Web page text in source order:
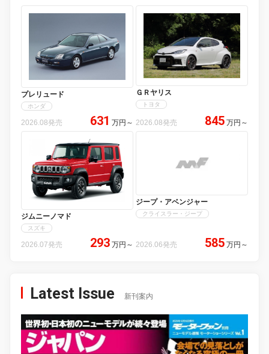
プレリュード
ホンダ
2026.08発売 631 万円 ～
ＧＲヤリス
トヨタ
2026.08発売 845 万円 ～
ジムニーノマド
スズキ
2026.07発売 293 万円 ～
ジープ・アベンジャー
クライスラー・ジープ
2026.06発売 585 万円 ～
Latest Issue 新刊案内